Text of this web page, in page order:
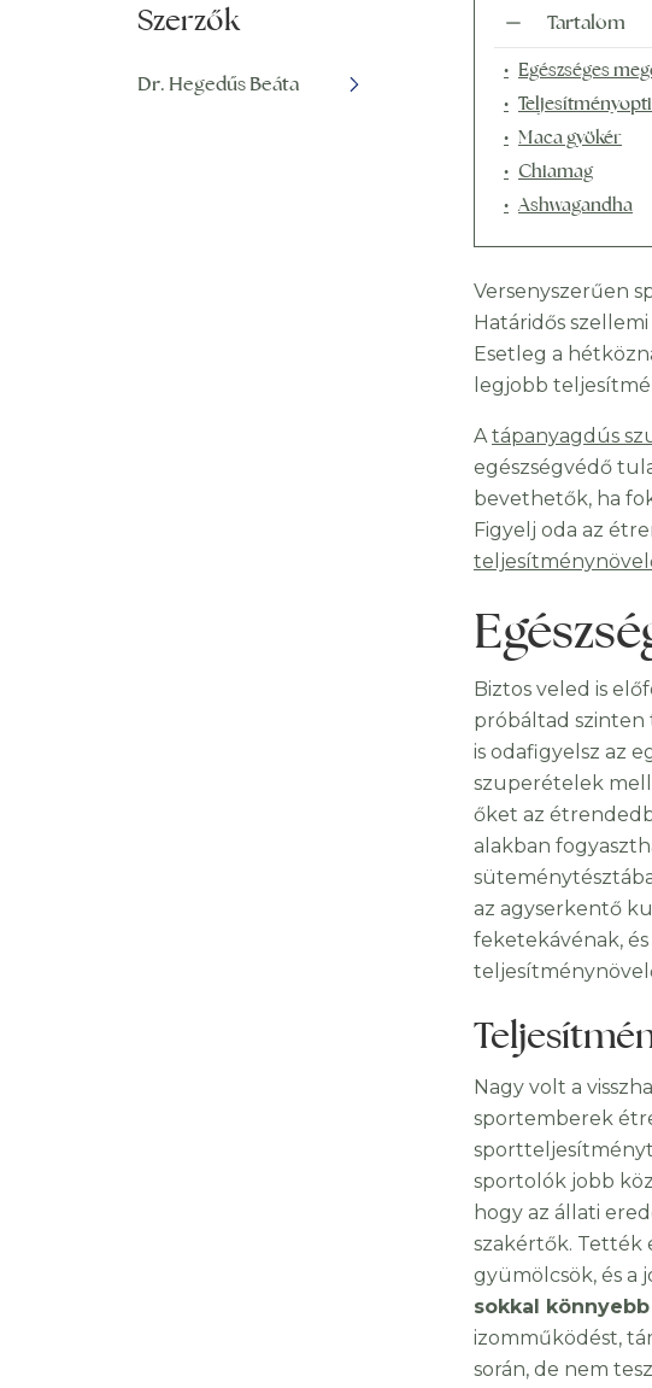
Tartalom
Egészséges
Maca gyökér
Chiamag
Ashwagandha
Versenyszerűen
Határidős
Esetleg a
legjobb
Atápanyagdús
egészségvédő
bevethetők, ha
Figyelj oda az
Biztos veled is
próbáltad szinten
is odafigyelsz az
szuperételek
őket az
alakban
az agyserkentő
feketekávénak,
Nagy volt a
sportemberek
sportolók jobb
hogy az állati
szakértők. Tették
gyümölcsök, és a
sokkal könnyebb
izomműködést,
során, de nem
Szerzők
Dr. Hegedűs Beáta